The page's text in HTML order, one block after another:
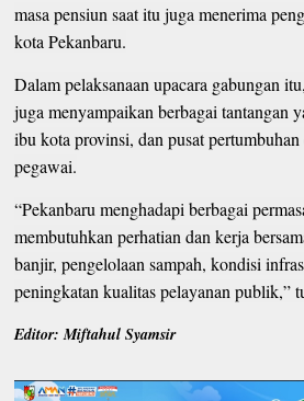
masa pensiun saat itu juga menerima
kota Pekanbaru.
Dalam pelaksanaan upacara gabungan
juga menyampaikan berbagai tantangan
ibu kota provinsi, dan pusat
pegawai.
“Pekanbaru menghadapi berbagai
membutuhkan perhatian dan kerja
banjir, pengelolaan sampah, kondisi
peningkatan kualitas pelayanan publik,”
Editor: Miftahul Syamsir